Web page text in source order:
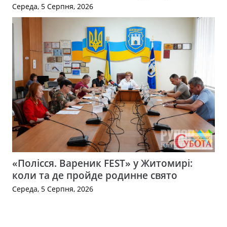
Середа, 5 Серпня, 2026
«Полісся. Вареник FEST» у Житомирі:
коли та де пройде родинне свято
Середа, 5 Серпня, 2026